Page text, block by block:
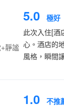
靜謐
5.0 極好
此次入住[酒
心。酒店的
風格，瞬間
1.0 不推